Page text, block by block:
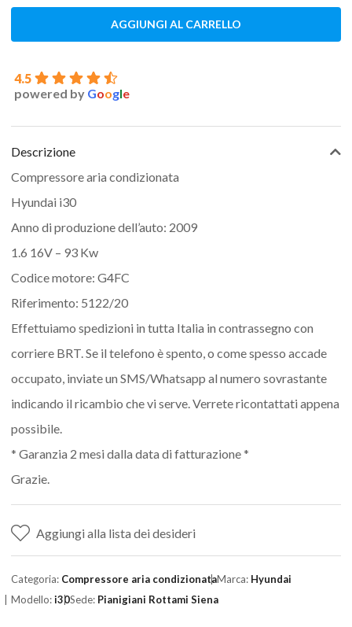
AGGIUNGI AL CARRELLO
4.5
powered by Google
Descrizione
Compressore aria condizionata
Hyundai i30
Anno di produzione dell’auto: 2009
1.6 16V – 93 Kw
Codice motore: G4FC
Riferimento: 5122/20
Effettuiamo spedizioni in tutta Italia in contrassegno con
corriere BRT. Se il telefono è spento, o come spesso accade
occupato, inviate un SMS/Whatsapp al numero sovrastante
indicando il ricambio che vi serve. Verrete ricontattati appena
possibile.
* Garanzia 2 mesi dalla data di fatturazione *
Grazie.
Aggiungi alla lista dei desideri
Categoria: Compressore aria condizionataMarca: Hyundai
Modello:i30Sede: Pianigiani Rottami Siena